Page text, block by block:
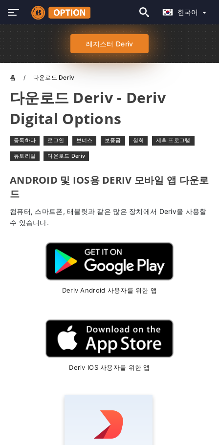
한국어
레지스터 Deriv
홈 다운로드 Deriv
다운로드 Deriv - Deriv
Digital Options
등록하다 로그인 보너스 보증금 철회 제휴 프로그램
튜토리얼 다운로드 Deriv
ANDROID 및 IOS용 DERIV 모바일 앱 다운로
드
컴퓨터, 스마트폰, 태블릿과 같은 많은 장치에서 Deriv을 사용할
수 있습니다.
Deriv Android 사용자를 위한 앱
Deriv IOS 사용자를 위한 앱